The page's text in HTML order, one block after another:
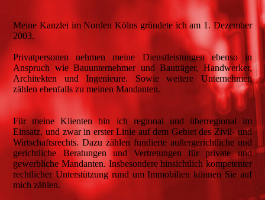
Meine Kanzlei im Norden Kölns gründete ich am 1. Dezember
2003.
Privatpersonen nehmen meine Dienstleistungen ebenso in
Anspruch wie Bauunternehmer und Bauträger, Handwerker,
Architekten und Ingenieure. Sowie weitere Unternehmen
zählen ebenfalls zu meinen Mandanten.
Für meine Klienten bin ich regional und überregional im
Einsatz, und zwar in erster Linie auf dem Gebiet des Zivil- und
Wirtschaftsrechts. Dazu zählen fundierte außergerichtliche und
gerichtliche Beratungen und Vertretungen für private und
gewerbliche Mandanten. Insbesondere hinsichtlich kompetenter
rechtlicher Unterstützung rund um Immobilien können Sie auf
mich zählen.